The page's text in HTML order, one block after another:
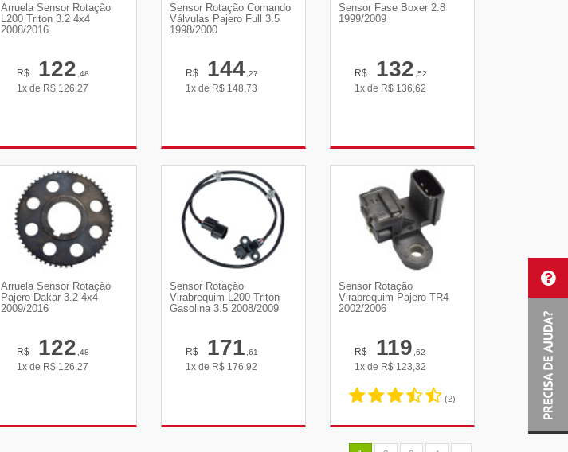
Arruela Sensor Rotação
L200 Triton 3.2 4x4
2008/2016
R$ 122,48
1x de R$ 126,27
Sensor Rotação Comando
Válvulas Pajero Full 3.5
1998/2000
R$ 144,27
1x de R$ 148,73
Sensor Fase Boxer 2.8
1999/2009
R$ 132,52
1x de R$ 136,62
Arruela Sensor Rotação
Pajero Dakar 3.2 4x4
2009/2016
R$ 122,48
1x de R$ 126,27
Sensor Rotação
Virabrequim L200 Triton
Gasolina 3.5 2008/2009
R$ 171,61
1x de R$ 176,92
Sensor Rotação
Virabrequim Pajero TR4
2002/2006
R$ 119,62
1x de R$ 123,32
(2)